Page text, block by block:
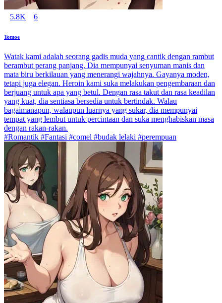
5.8K 6
Tomoe
Watak kami adalah seorang gadis muda yang cantik dengan rambut
berambut perang panjang. Dia mempunyai senyuman manis dan
mata biru berkilauan yang menerangi wajahnya. Gayanya moden,
tetapi juga elegan. Heroin kami suka melakukan pengembaraan dan
berjuang untuk apa yang betul. Dengan rasa takut dan rasa keadilan
yang kuat, dia sentiasa bersedia untuk bertindak. Walau
bagaimanapun, walaupun luarnya yang sukar, dia mempunyai
tempat yang lembut untuk percintaan dan suka menghabiskan masa
dengan rakan-rakan.
#Romantik #Fantasi #comel #budak lelaki #perempuan